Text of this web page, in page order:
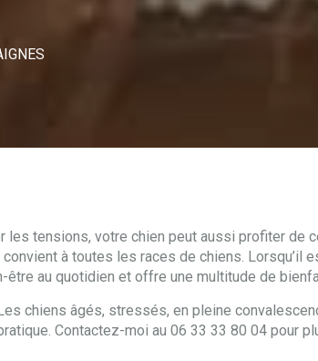
les tensions, votre chien peut aussi profiter de
convient à toutes les races de chiens. Lorsqu’il
être au quotidien et offre une multitude de
chiens âgés, stressés, en pleine
Contactez-moi au 06 33 33 80 04 pour